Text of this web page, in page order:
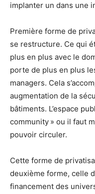
implanter un dans une
Première forme de
se restructure. Ce qui
plus en plus avec le
porte de plus en plus
managers. Cela
augmentation de la
bâtiments. L’espace
community » ou il faut
pouvoir circuler.
Cette forme de
deuxième forme, celle
financement des